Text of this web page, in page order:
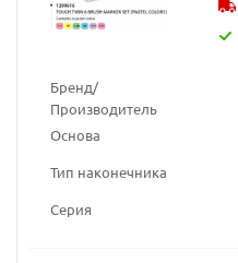
Бренд/
Производитель
Основа
Тип наконечника
Серия